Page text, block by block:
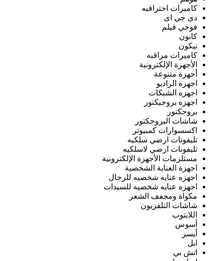
كاميرات احترافيه
دى جي اى
فوجي فيلم
كانون
نيكون
كاميرات مراقبه
الأجهزة الإلكترونية
أجهزة متنوعة
اجهزه الراديو
اجهزه الشبكات
اجهزه بروجيكتور
بروجكتور
شاشات البروجكتور
اكسسوارات كمبيوتر
تليفونات ارضي سلكيه
تليفونات ارضي لاسلكيه
مستلزمات الأجهزة الإلكترونية
اجهزة العناية الشخصية
اجهزه عنايه شخصيه للرجال
اجهزه عنايه شخصيه للسيدات
مكواة ومجفف الشعر
شاشات التلفزيون
اللابتوب
أسوس
أيسر
ابل
اتش بي